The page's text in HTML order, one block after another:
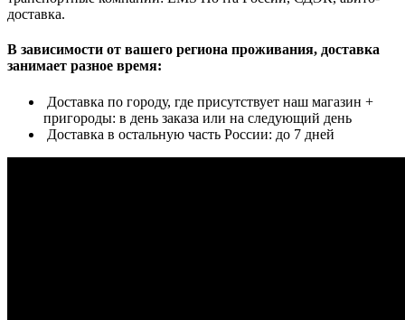
доставка.
В зависимости от вашего региона проживания, доставка
занимает разное время:
Доставка по городу, где присутствует наш магазин +
пригороды: в день заказа или на следующий день
Доставка в остальную часть России: до 7 дней